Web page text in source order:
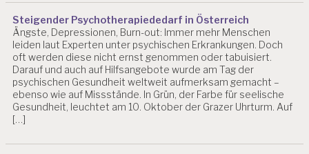
Steigender Psychotherapiededarf in Österreich
Ängste, Depressionen, Burn-out: Immer mehr Menschen
leiden laut Experten unter psychischen Erkrankungen. Doch
oft werden diese nicht ernst genommen oder tabuisiert.
Darauf und auch auf Hilfsangebote wurde am Tag der
psychischen Gesundheit weltweit aufmerksam gemacht –
ebenso wie auf Missstände. In Grün, der Farbe für seelische
Gesundheit, leuchtet am 10. Oktober der Grazer Uhrturm. Auf
[…]